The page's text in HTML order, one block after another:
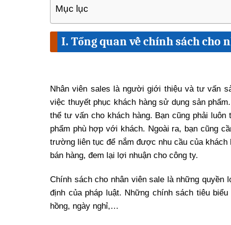
Mục lục
I. Tổng quan về chính sách cho
Nhân viên sales là người giới thiệu và tư vấn
việc thuyết phục khách hàng sử dụng sản
thể tư vấn cho khách hàng. Bạn cũng phải
phẩm phù hợp với khách. Ngoài ra, bạn cũng
trường liên tục để nắm được nhu cầu của khách
bán hàng, đem lại lợi nhuận cho công ty.
Chính sách cho nhân viên sale là những quyền
định của pháp luật. Những chính sách tiêu
hồng, ngày nghỉ,…